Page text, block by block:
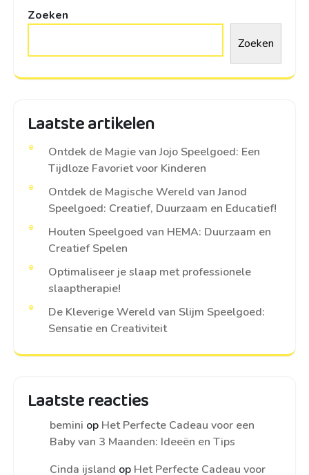
Zoeken
Zoeken
Laatste artikelen
Ontdek de Magie van Jojo Speelgoed: Een
Tijdloze Favoriet voor Kinderen
Ontdek de Magische Wereld van Janod
Speelgoed: Creatief, Duurzaam en Educatief!
Houten Speelgoed van HEMA: Duurzaam en
Creatief Spelen
Optimaliseer je slaap met professionele
slaaptherapie!
De Kleverige Wereld van Slijm Speelgoed:
Sensatie en Creativiteit
Laatste reacties
bemini op Het Perfecte Cadeau voor een
Baby van 3 Maanden: Ideeën en Tips
Cinda ijsland op Het Perfecte Cadeau voor